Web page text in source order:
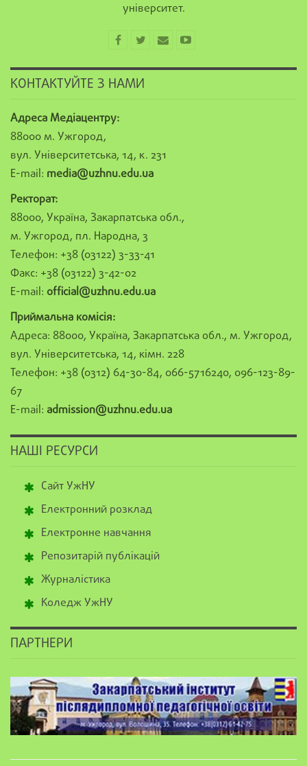
університет.
КОНТАКТУЙТЕ З НАМИ
Адреса Медіацентру:
88000 м. Ужгород,
вул. Університетська, 14, к. 231
E-mail: media@uzhnu.edu.ua
Ректорат:
88000, Україна, Закарпатська обл.,
м. Ужгород, пл. Народна, 3
Телефон: +38 (03122) 3-33-41
Факс: +38 (03122) 3-42-02
E-mail: official@uzhnu.edu.ua
Приймальна комісія:
Адреса: 88000, Україна, Закарпатська обл., м. Ужгород,
вул. Університетська, 14, кімн. 228
Телефон: +38 (0312) 64-30-84, 066-5716240, 096-123-89-
67
E-mail: admission@uzhnu.edu.ua
НАШІ РЕСУРСИ
Сайт УжНУ
Електронний розклад
Електронне навчання
Репозитарій публікацій
Журналістика
Коледж УжНУ
ПАРТНЕРИ